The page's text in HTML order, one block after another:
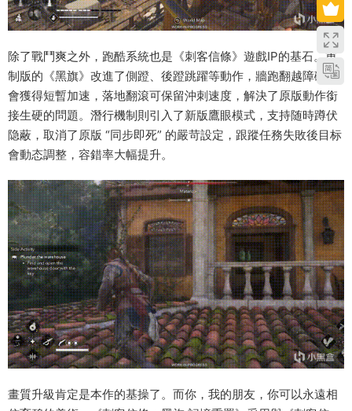
除了戰鬥爽之外，跑酷系統也是《刺客信條》遊戲IP的基石。重
制版的《黑旗》改進了側蹬、後蹬跳躍等動作，牆跑翻越障礙後
會獲得短暫加速，落地翻滾可保留沖刺速度，解決了原版動作銜
接生硬的問題。潛行機制則引入了新版鷹眼模式，支持随時蹲伏
隐蔽，取消了原版 “同步即死” 的嚴苛設定，跟蹤任務失敗後目标
會動态調整，容錯率大幅提升。
畫質升級肯定是本作的基操了。而你，我的朋友，你可以永遠相